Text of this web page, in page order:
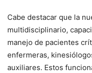
Cabe destacar que la
multidisciplinario,
manejo de pacientes
enfermeras,
auxiliares. Estos